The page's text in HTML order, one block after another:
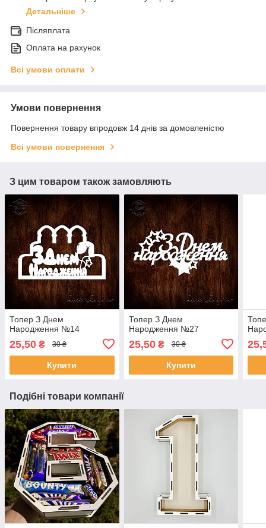
Детальніше
Післяплата
Оплата на рахунок
Всі умови оплати
Умови повернення
Повернення товару впродовж 14 днів за домовленістю
Всі умови повернення
З цим товаром також замовляють
Топер З Днем
Народження №14
25,50 ₴ 30 ₴
Купити
Топер З Днем
Народження №27
25,50₴ 30 ₴
Купити
Подібні товари компанії